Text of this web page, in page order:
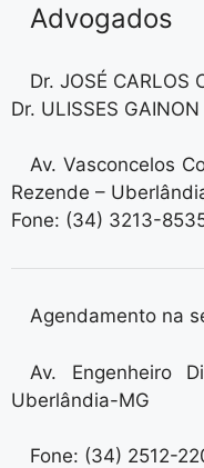
Advogados
Dr. JOSÉ CARLOS
Dr. ULISSES
Av. Vasconcelos
Rezende –
Fone: (34) 3213-
Agendamento na
Av. Engenheiro
Uberlândia-MG
Fone: (34) 2512-